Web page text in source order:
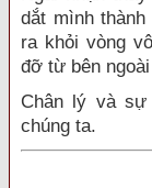
dắt mình
ra khỏi vòng
đỡ từ bên
Chân lý và
chúng ta.